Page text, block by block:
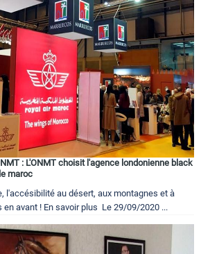
: L'ONMT choisit l'agence londonienne black
maroc
l'accésibilité au désert, aux montagnes et à
avant ! En savoir plus Le 29/09/2020 ...